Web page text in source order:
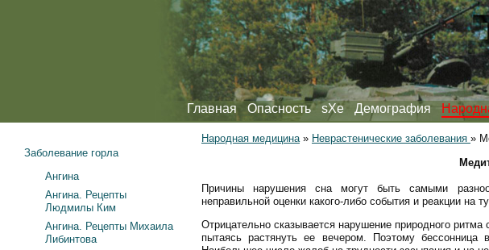
Главная Опасность sXe Демография
Народная медицина» Неврастенические заболевания »
Причины нарушения сна могут быть самыми
неправильной оценки какого-либо события и реакции на
Отрицательно сказывается нарушение природного
пытаясь растянуть ее вечером. Поэтому
Заболевание горла
Ангина
Ангина. Рецепты
Людмилы Ким
Ангина. Рецепты Михаила
Либинтова